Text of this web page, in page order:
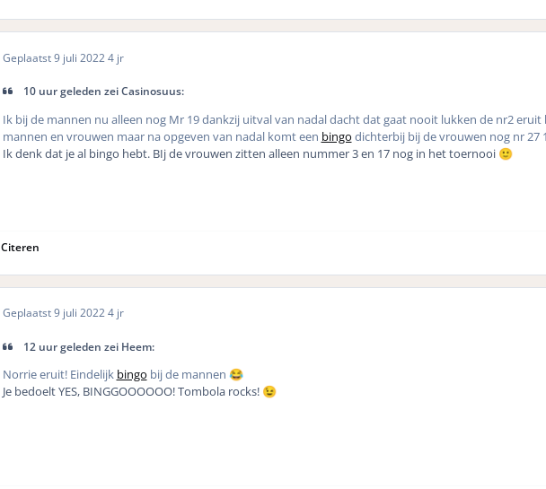
Geplaatst9 juli 20224 jr
10 uur geleden zei Casinosuus:
Ik bij de mannen nu alleen nog Mr 19 dankzij uitval van nadal dacht dat gaat nooit lukken de nr2 eruit
mannen en vrouwen maar na opgeven van nadal komt een bingo dichterbij bij de vrouwen nog nr 27
Ik denk dat je al bingo hebt. BIj de vrouwen zitten alleen nummer 3 en 17 nog in het toernooi 🙂
Citeren
Geplaatst9 juli 20224 jr
12 uur geleden zei Heem:
Norrie eruit! Eindelijk bingo bij de mannen 😂
Je bedoelt YES, BINGGOOOOOO! Tombola rocks! 😉